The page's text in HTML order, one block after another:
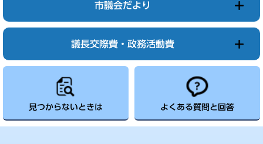
市議会だより
議長交際費・政務活動費
見つからないときは よくある質問と回答